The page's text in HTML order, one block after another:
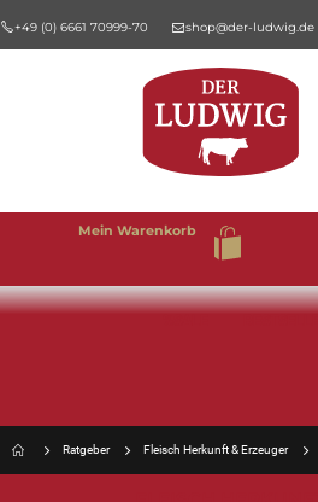
+49 (0) 6661 70999-70 shop@der-ludwig.de
Mein Warenkorb
Ratgeber Fleisch Herkunft & Erzeuger